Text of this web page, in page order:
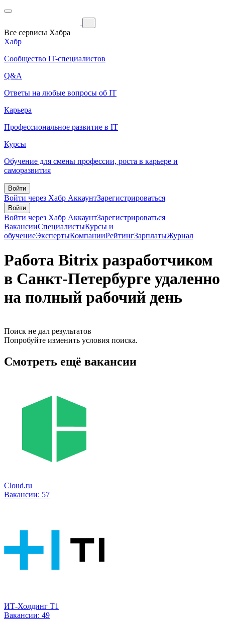
Все сервисы Хабра
Хабр
Сообщество IT-специалистов
Q&A
Ответы на любые вопросы об IT
Карьера
Профессиональное развитие в IT
Курсы
Обучение для смены профессии, роста в карьере и
саморазвития
Войти
Войти через Хабр АккаунтЗарегистрироваться
Войти
Войти через Хабр АккаунтЗарегистрироваться
ВакансииСпециалистыКурсы и
обучениеЭкспертыКомпанииРейтингЗарплатыЖурнал
Работа Bitrix разработчиком
в Санкт-Петербурге удаленно
на полный рабочий день
Поиск не дал результатов
Попробуйте изменить условия поиска.
Смотреть ещё вакансии
Cloud.ru
Вакансии: 57
ИТ-Холдинг Т1
Вакансии: 49